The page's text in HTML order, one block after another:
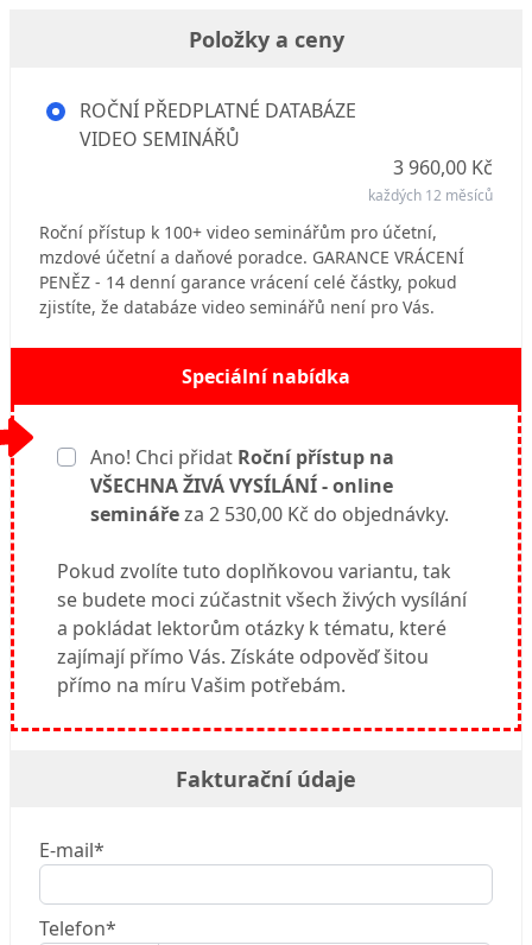
Položky a ceny
ROČNÍ PŘEDPLATNÉ DATABÁZE
VIDEO SEMINÁŘŮ
3 960,00 Kč
každých 12 měsíců
Roční přístup k 100+ video seminářům pro účetní,
mzdové účetní a daňové poradce. GARANCE VRÁCENÍ
PENĚZ - 14 denní garance vrácení celé částky, pokud
zjistíte, že databáze video seminářů není pro Vás.
Speciální nabídka
Ano! Chci přidat Roční přístup na
VŠECHNA ŽIVÁ VYSÍLÁNÍ - online
seminářeza 2 530,00 Kč do objednávky.
Pokud zvolíte tuto doplňkovou variantu, tak
se budete moci zúčastnit všech živých vysílání
a pokládat lektorům otázky k tématu, které
zajímají přímo Vás. Získáte odpověď šitou
přímo na míru Vašim potřebám.
Fakturační údaje
E-mail*
Telefon*